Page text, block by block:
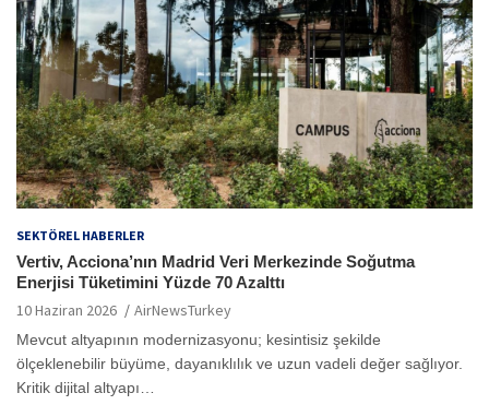
SEKTÖREL HABERLER
Vertiv, Acciona’nın Madrid Veri Merkezinde Soğutma
Enerjisi Tüketimini Yüzde 70 Azalttı
10 Haziran 2026 AirNewsTurkey
Mevcut altyapının modernizasyonu; kesintisiz şekilde
ölçeklenebilir büyüme, dayanıklılık ve uzun vadeli değer sağlıyor.
Kritik dijital altyapı…